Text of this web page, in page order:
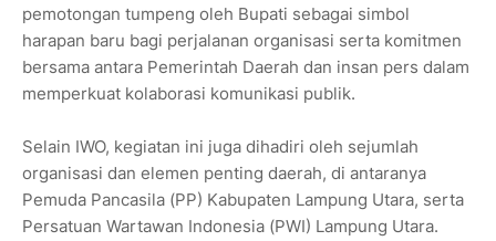
pemotongan tumpeng oleh Bupati sebagai simbol
harapan baru bagi perjalanan organisasi serta komitmen
bersama antara Pemerintah Daerah dan insan pers dalam
memperkuat kolaborasi komunikasi publik.
Selain IWO, kegiatan ini juga dihadiri oleh sejumlah
organisasi dan elemen penting daerah, di antaranya
Pemuda Pancasila (PP) Kabupaten Lampung Utara, serta
Persatuan Wartawan Indonesia (PWI) Lampung Utara.